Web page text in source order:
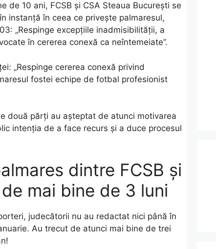
de 10 ani, FCSB și CSA Steaua București se
instanță în ceea ce privește palmaresul,
„Respinge excepțiile inadmisibilității, a
în cererea conexă ca neîntemeiate”.
„Respinge cererea conexă privind
fostei echipe de fotbal profesionist
două părți au așteptat de atunci motivarea
intenția de a face recurs și a duce procesul
dintre FCSB și
mai bine de 3 luni
judecătorii nu au redactat nici până în
Au trecut de atunci mai bine de trei